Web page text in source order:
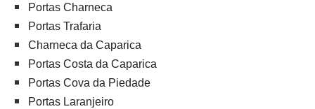
Portas Charneca
Portas Trafaria
Charneca da Caparica
Portas Costa da Caparica
Portas Cova da Piedade
Portas Laranjeiro